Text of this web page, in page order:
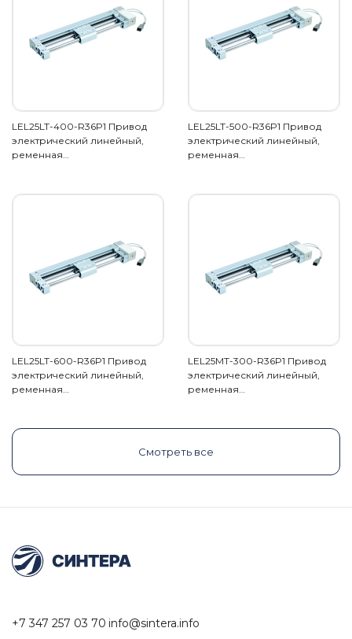
LEL25LT-400-R36P1 Привод
электрический линейный,
ременная…
LEL25LT-500-R36P1 Привод
электрический линейный,
ременная…
LEL25LT-600-R36P1 Привод
электрический линейный,
ременная…
LEL25MT-300-R36P1 Привод
электрический линейный,
ременная…
Смотреть все
+7 347 257 03 70 info@sintera.info